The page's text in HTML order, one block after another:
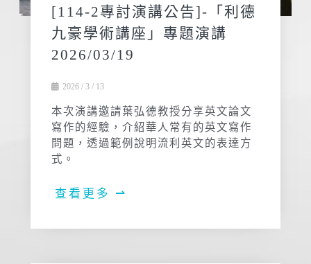
[114-2專討演講公告]-「利德
九豪學術講座」專題演講
2026/03/19
2026 / 3 / 13
本次演講邀請葉弘德教授分享英文論文
寫作的經驗，介紹華人常有的英文寫作
問題，透過範例說明流利英文的表達方
式。
查看更多 ⇀